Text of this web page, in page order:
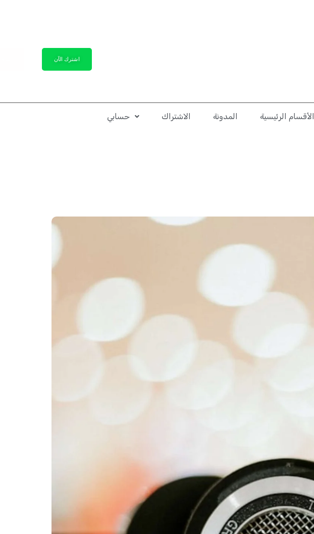
اشترك الآن
حسابي الاشتراك المدونة الأقسام الرئيسية